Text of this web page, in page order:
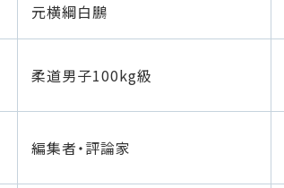
元横綱白鵬
柔道男子100kg級
編集者・評論家